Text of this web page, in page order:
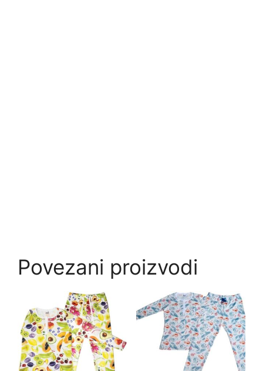
Povezani proizvodi